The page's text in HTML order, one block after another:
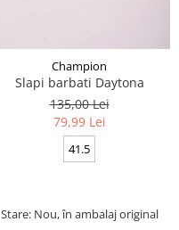
Champion
Slapi barbati Daytona
135,00 Lei
79,99 Lei
41.5
Stare: Nou, în ambalaj original